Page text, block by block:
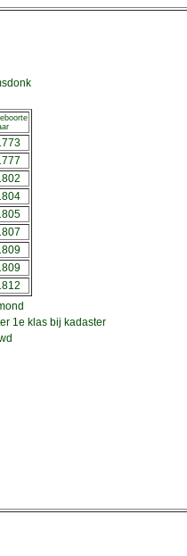
1e klas bij kadaster